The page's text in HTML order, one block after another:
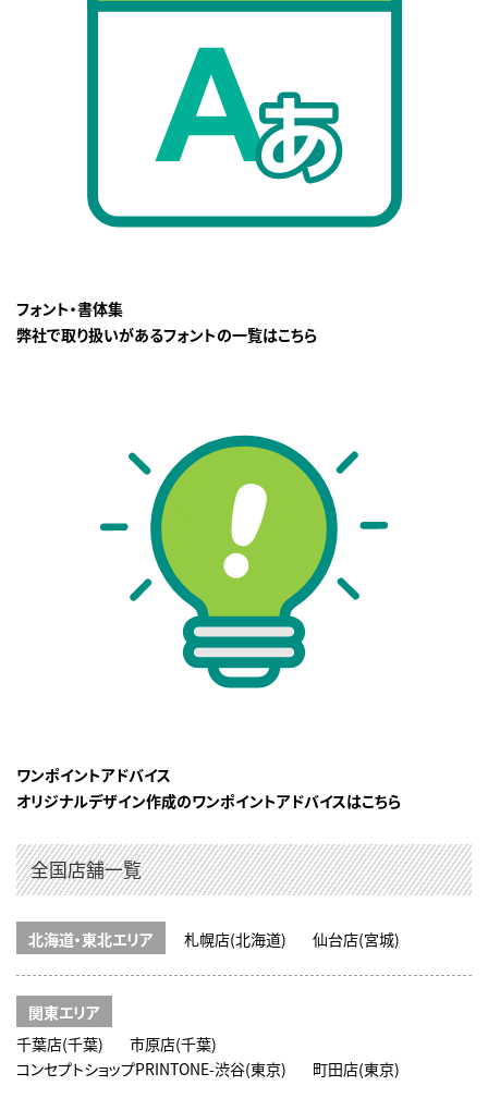
フォント・書体集
弊社で取り扱いがあるフォントの一覧はこちら
ワンポイントアドバイス
オリジナルデザイン作成のワンポイントアドバイスはこちら
全国店舗一覧
北海道・東北エリア 札幌店(北海道) 仙台店(宮城)
関東エリア
千葉店(千葉)
市原店(千葉)
コンセプトショップPRINTONE-渋谷(東京)
町田店(東京)